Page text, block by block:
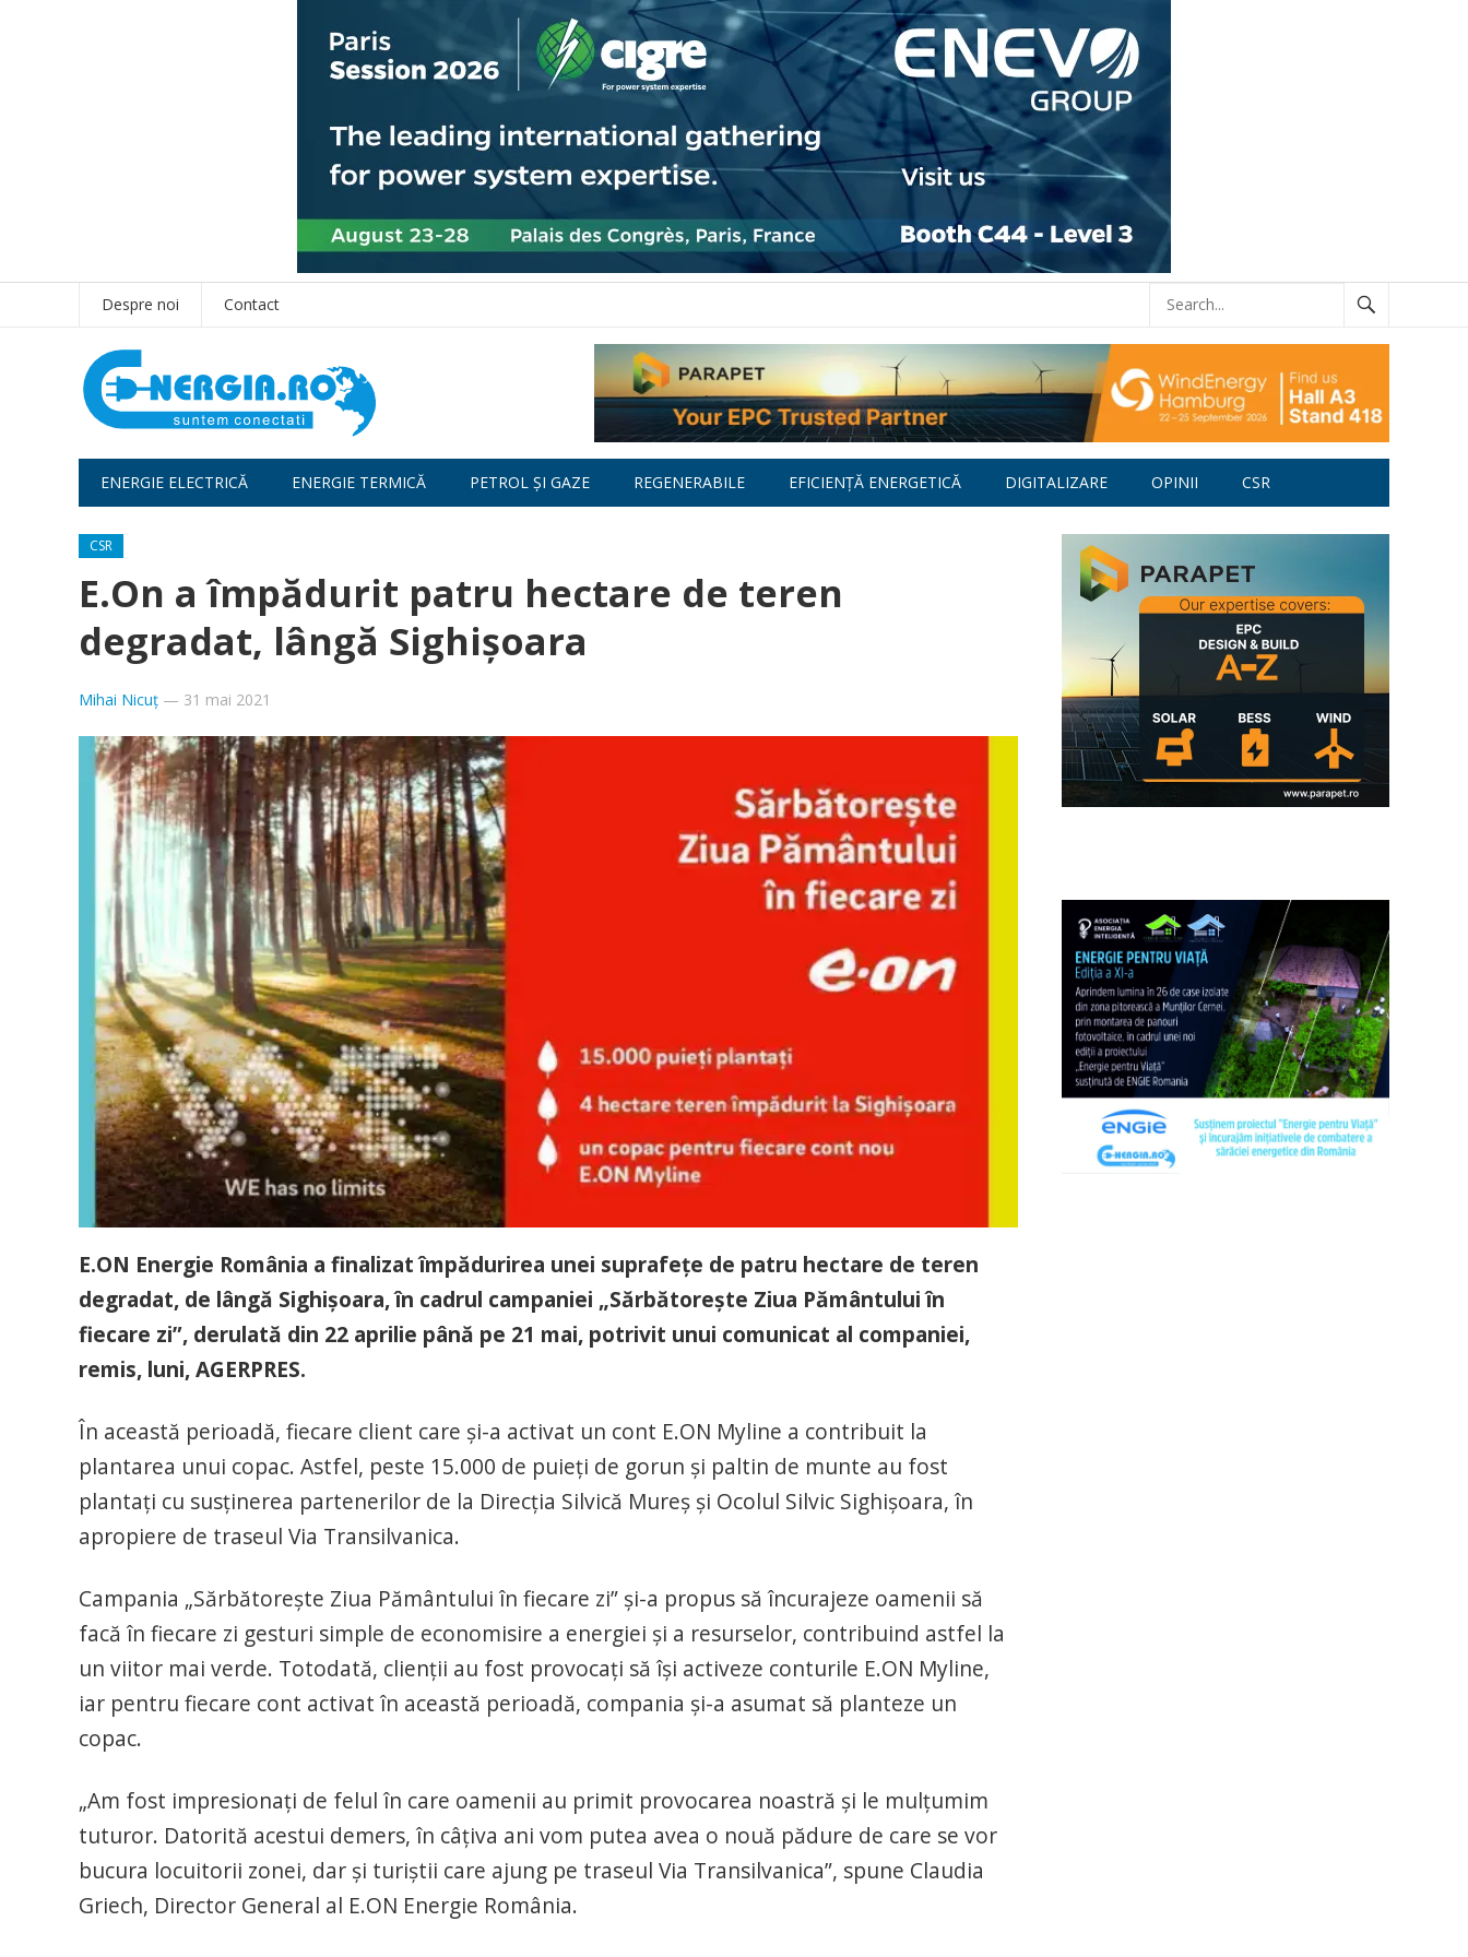
Despre noi Contact
ENERGIE ELECTRICĂ ENERGIE TERMICĂ PETROL ȘI GAZE REGENERABILE EFICIENȚĂ ENERGETICĂ DIGITALIZARE OPINII CSR
CSR
E.On a împădurit patru hectare de teren
degradat, lângă Sighișoara
Mihai Nicuț — 31 mai 2021
E.ON Energie România a finalizat împădurirea unei suprafeţe de patru hectare de teren
degradat, de lângă Sighişoara, în cadrul campaniei „Sărbătoreşte Ziua Pământului în
fiecare zi”, derulată din 22 aprilie până pe 21 mai, potrivit unui comunicat al companiei,
remis, luni, AGERPRES.
În această perioadă, fiecare client care şi-a activat un cont E.ON Myline a contribuit la
plantarea unui copac. Astfel, peste 15.000 de puieţi de gorun şi paltin de munte au fost
plantaţi cu susţinerea partenerilor de la Direcţia Silvică Mureş şi Ocolul Silvic Sighişoara, în
apropiere de traseul Via Transilvanica.
Campania „Sărbătoreşte Ziua Pământului în fiecare zi” şi-a propus să încurajeze oamenii să
facă în fiecare zi gesturi simple de economisire a energiei şi a resurselor, contribuind astfel la
un viitor mai verde. Totodată, clienţii au fost provocaţi să îşi activeze conturile E.ON Myline,
iar pentru fiecare cont activat în această perioadă, compania şi-a asumat să planteze un
copac.
„Am fost impresionaţi de felul în care oamenii au primit provocarea noastră şi le mulţumim
tuturor. Datorită acestui demers, în câţiva ani vom putea avea o nouă pădure de care se vor
bucura locuitorii zonei, dar şi turiştii care ajung pe traseul Via Transilvanica”, spune Claudia
Griech, Director General al E.ON Energie România.